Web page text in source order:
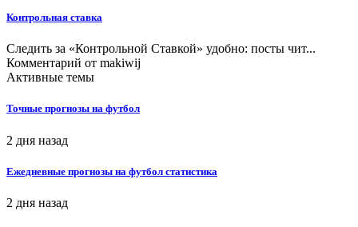
Контрольная ставка
Следить за «Контрольной Ставкой» удобно: посты чит...
Комментарий от makiwij
Активные темы
Точные прогнозы на футбол
2 дня назад
Ежедневные прогнозы на футбол статистика
2 дня назад